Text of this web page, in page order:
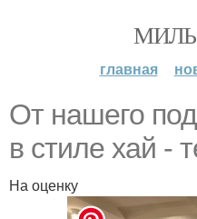
главная
От нашего
в стиле хай -
На оценку